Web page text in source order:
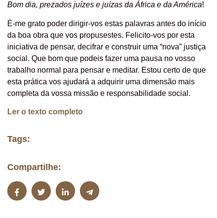
Bom dia, prezados juízes e juízas da África e da América!
É-me grato poder dirigir-vos estas palavras antes do início
da boa obra que vos propusestes. Felicito-vos por esta
iniciativa de pensar, decifrar e construir uma “nova” justiça
social. Que bom que podeis fazer uma pausa no vosso
trabalho normal para pensar e meditar. Estou certo de que
esta prática vos ajudará a adquirir uma dimensão mais
completa da vossa missão e responsabilidade social.
Ler o texto completo
Tags:
Compartilhe: